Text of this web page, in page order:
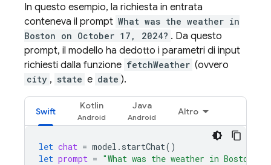
In questo esempio, la richiesta in entrata
conteneva il prompt What was the weather in
Boston on October 17, 2024? . Da questo
prompt, il modello ha dedotto i parametri di input
richiesti dalla funzione fetchWeather (ovvero
city , state e date ).
Swift
Kotlin Java
Altro
let chat = model . startChat()
let prompt = "What was the weather in Boston